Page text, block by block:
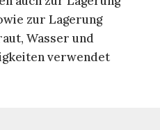
zur Lagerung
Wasser und
verwendet